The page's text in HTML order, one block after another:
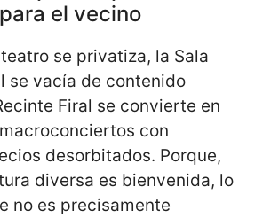
el vecino
se privatiza, la Sala
se vacía de contenido
Firal se convierte en
con
desorbitados. Porque,
diversa es bienvenida, lo
no es precisamente